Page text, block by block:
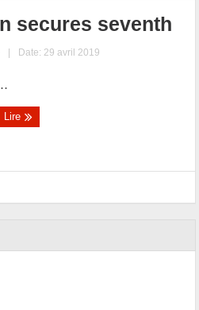
secures seventh
| Date: 29 avril 2019
Lire